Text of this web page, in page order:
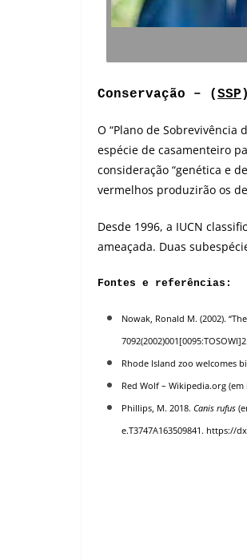
Conservação – (SSP )
O “Plano de Sobrevivência
espécie de casamenteiro
consideração “genética e
vermelhos produzirão os
Desde 1996, a IUCN
ameaçada. Duas
Fontes e referências:
Nowak, Ronald M. (2002).
Rhode Island zoo welcomes
Red Wolf – Wikipedia.org (em
Phillips, M. 2018. Canis rufus
e.T3747A163509841. https://